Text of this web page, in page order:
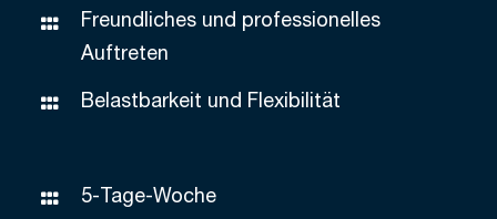
Freundliches und professionelles
Auftreten
Belastbarkeit und Flexibilität
5-Tage-Woche